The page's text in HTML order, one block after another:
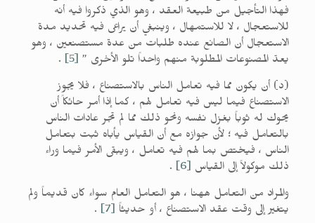
فهذا التأجيل من طبيعة العقد ، وهو الذي ذكروا فيه أنه
للاستعجال ، لا للاستمهال ، وينبغي أن يراعى فيه تحديد مدة
الاستعجال أن الصانع عنده طلبات من عدة مستصنعين ، وهو
يعدّ المصنوعات المطلوبة منهم واحداً تلو الأخرى ” [5]
.
(د) أن يكون مما فيه تعامل الناس بالاستصناع ، فلا يجوز
الاستصناع فيما ليس فيه تعامل لهم ، كما إذا أمر حائكاً أن
يحوك له ثوباً بغزل نفسه ونحو ذلك مما لم تجر عادات الناس
بالتعامل فيه ؛ لأن جوازه مع أن القياس يأباه ثبت بتعامل
الناس ، فيختص بما لهم فيه تعامل ، ويبقى الأمر فيما وراء
ذلك موكولاً إلى القياس [6]
.
والمراد من التعامل ههنا ، هو التعامل العام سواء كان قديماً ولم
يتغير إلى وقت عقد الاستصناع ، أو حديثاً [7]
.